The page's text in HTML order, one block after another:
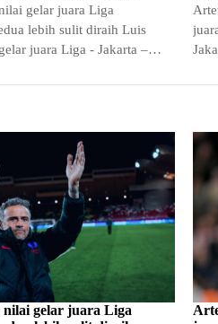
gelar juara Liga
lebih sulit diraih Luis
juara Liga - Jakarta –
gelar juara Liga